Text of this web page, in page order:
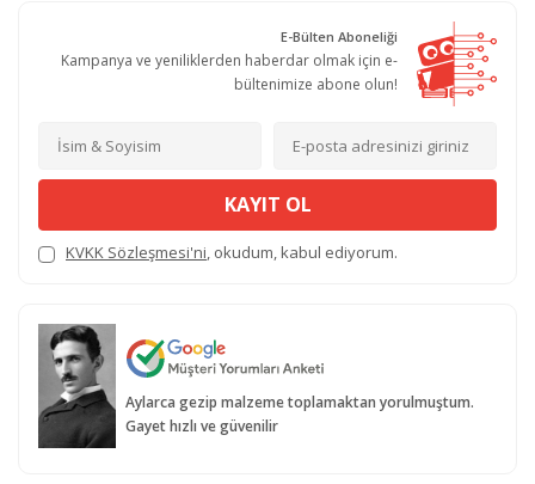
E-Bülten Aboneliği
Kampanya ve yeniliklerden haberdar olmak için e-
bültenimize abone olun!
KAYIT OL
KVKK Sözleşmesi'ni, okudum, kabul ediyorum.
Aylarca gezip malzeme toplamaktan yorulmuştum.
Gayet hızlı ve güvenilir